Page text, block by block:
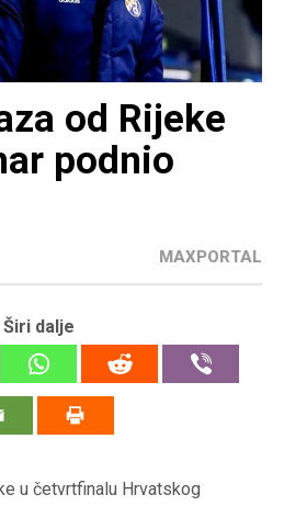
od Rijeke
podnio
MAXPORTAL
Širi dalje
u četvrtfinalu Hrvatskog